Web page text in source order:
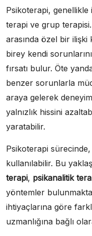
Psikoterapi,
terapi ve grup terapisi.
arasında özel bir ilişki
birey kendi
fırsatı bulur. Öte
benzer sorunlarla
araya gelerek
yalnızlık hissini
yaratabilir.
Psikoterapi
kullanılabilir. Bu
terapi, psikanalitik
yöntemler
ihtiyaçlarına göre
uzmanlığına bağlı